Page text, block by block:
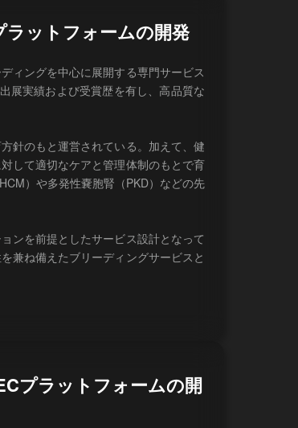
ットフォームの開発
ィングを中心に展開する専門サービス
展実績および受賞歴を有し、高品質な
針のもと運営されている。加えて、健
して適切なケアと管理体制のもとで育
）や多発性嚢胞腎（PKD）などの先
ンを前提としたサービス設計となって
兼ね備えたブリーディングサービスと
プラットフォームの開